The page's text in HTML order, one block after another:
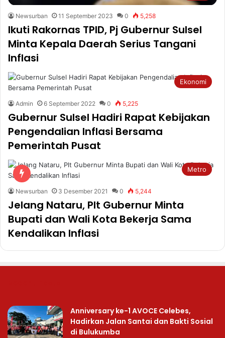
Newsurban 11 September 2023 0 5,258
Ikuti Rakornas TPID, Pj Gubernur Sulsel
Minta Kepala Daerah Serius Tangani
Inflasi
Ekonomi
Admin 6 September 2022 0 5,225
Gubernur Sulsel Hadiri Rapat Kebijakan
Pengendalian Inflasi Bersama
Pemerintah Pusat
Metro
Newsurban 3 Desember 2021 0 5,244
Jelang Nataru, Plt Gubernur Minta
Bupati dan Wali Kota Bekerja Sama
Kendalikan Inflasi
Anniversary ke-1 AVOCE Celebes,
Hadirkan Jalan Santai dan Bakti Sosial
di Bulukumba